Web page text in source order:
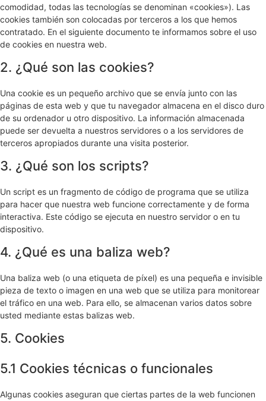
comodidad, todas las tecnologías se denominan «cookies»). Las
cookies también son colocadas por terceros a los que hemos
contratado. En el siguiente documento te informamos sobre el uso
de cookies en nuestra web.
2. ¿Qué son las cookies?
Una cookie es un pequeño archivo que se envía junto con las
páginas de esta web y que tu navegador almacena en el disco duro
de su ordenador u otro dispositivo. La información almacenada
puede ser devuelta a nuestros servidores o a los servidores de
terceros apropiados durante una visita posterior.
3. ¿Qué son los scripts?
Un script es un fragmento de código de programa que se utiliza
para hacer que nuestra web funcione correctamente y de forma
interactiva. Este código se ejecuta en nuestro servidor o en tu
dispositivo.
4. ¿Qué es una baliza web?
Una baliza web (o una etiqueta de píxel) es una pequeña e invisible
pieza de texto o imagen en una web que se utiliza para monitorear
el tráfico en una web. Para ello, se almacenan varios datos sobre
usted mediante estas balizas web.
5. Cookies
5.1 Cookies técnicas o funcionales
Algunas cookies aseguran que ciertas partes de la web funcionen